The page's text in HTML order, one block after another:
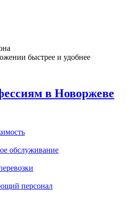
быстрее и удобнее
в Новоржеве
обслуживание
персонал